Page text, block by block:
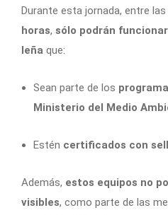
Durante esta jornada, entre las
horas, sólo podrán
leña que:
Sean parte de los
Ministerio del Medio
Estén certificados con
Además, estos equipos no
visibles, como parte de las